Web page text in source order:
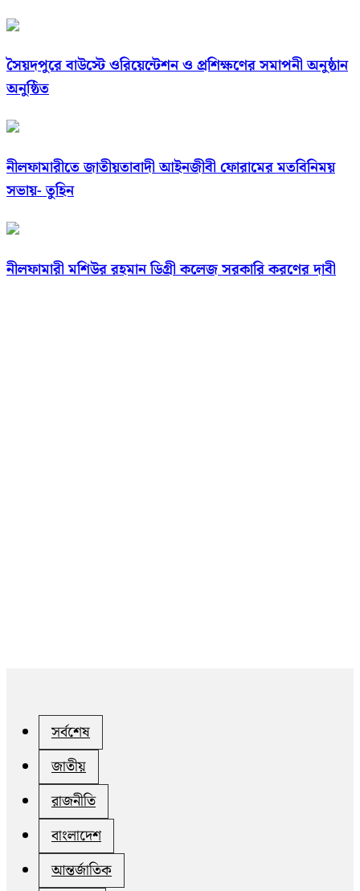
সৈয়দপুরে বাউস্টে ওরিয়েন্টেশন ও প্রশিক্ষণের সমাপনী অনুষ্ঠান
অনুষ্ঠিত
নীলফামারীতে জাতীয়তাবাদী আইনজীবী ফোরামের মতবিনিময়
সভায়- তুহিন
নীলফামারী মশিউর রহমান ডিগ্রী কলেজ সরকারি করণের দাবী
সর্বশেষ
জাতীয়
রাজনীতি
বাংলাদেশ
আন্তর্জাতিক